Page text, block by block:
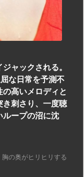
ャックされる。
な日常を予測不
高いメロディと
刺さり、一度聴
ループの沼に沈
の奥がヒリヒリする